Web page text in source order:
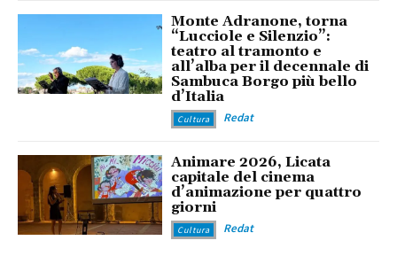
Monte Adranone, torna
“Lucciole e Silenzio”:
teatro al tramonto e
all’alba per il decennale di
Sambuca Borgo più bello
d’Italia
Cultura Redat
Animare 2026, Licata
capitale del cinema
d’animazione per quattro
giorni
Cultura Redat